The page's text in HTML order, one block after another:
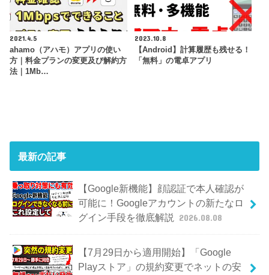
2021.4.5
ahamo（アハモ）アプリの使い
方｜料金プランの変更及び解約方
法｜1Mb…
2023.10.8
【Android】計算履歴も残せる！
「無料」の電卓アプリ
最新の記事
【Google新機能】顔認証で本人確認が
可能に！Googleアカウントの新たなロ
グイン手段を徹底解説
2026.08.08
【7月29日から適用開始】「Google
Playストア」の規約変更でネットの安